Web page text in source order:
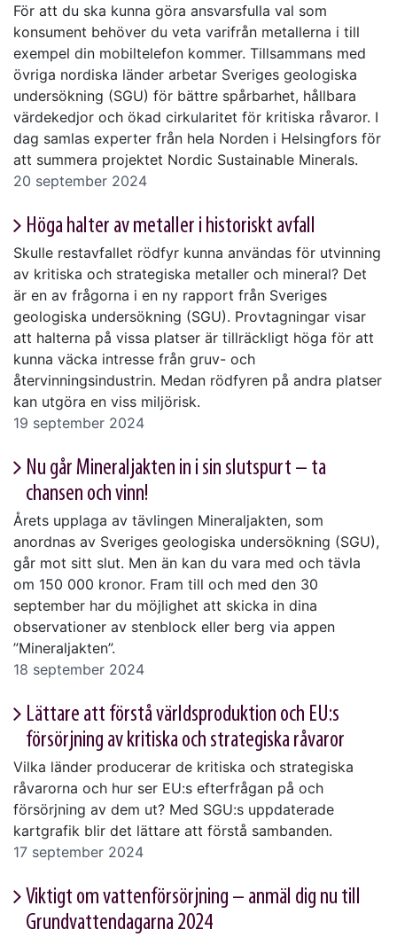
För att du ska kunna göra ansvarsfulla val som
konsument behöver du veta varifrån metallerna i till
exempel din mobiltelefon kommer. Tillsammans med
övriga nordiska länder arbetar Sveriges geologiska
undersökning (SGU) för bättre spårbarhet, hållbara
värdekedjor och ökad cirkularitet för kritiska råvaror. I
dag samlas experter från hela Norden i Helsingfors för
att summera projektet Nordic Sustainable Minerals.
20 september 2024
Höga halter av metaller i historiskt avfall
Skulle restavfallet rödfyr kunna användas för utvinning
av kritiska och strategiska metaller och mineral? Det
är en av frågorna i en ny rapport från Sveriges
geologiska undersökning (SGU). Provtagningar visar
att halterna på vissa platser är tillräckligt höga för att
kunna väcka intresse från gruv- och
återvinningsindustrin. Medan rödfyren på andra platser
kan utgöra en viss miljörisk.
19 september 2024
Nu går Mineraljakten in i sin slutspurt – ta
chansen och vinn!
Årets upplaga av tävlingen Mineraljakten, som
anordnas av Sveriges geologiska undersökning (SGU),
går mot sitt slut. Men än kan du vara med och tävla
om 150 000 kronor. Fram till och med den 30
september har du möjlighet att skicka in dina
observationer av stenblock eller berg via appen
”Mineraljakten”.
18 september 2024
Lättare att förstå världsproduktion och EU:s
försörjning av kritiska och strategiska råvaror
Vilka länder producerar de kritiska och strategiska
råvarorna och hur ser EU:s efterfrågan på och
försörjning av dem ut? Med SGU:s uppdaterade
kartgrafik blir det lättare att förstå sambanden.
17 september 2024
Viktigt om vattenförsörjning – anmäl dig nu till
Grundvattendagarna 2024